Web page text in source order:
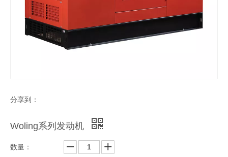
分享到：
Woling系列发动机
数量：